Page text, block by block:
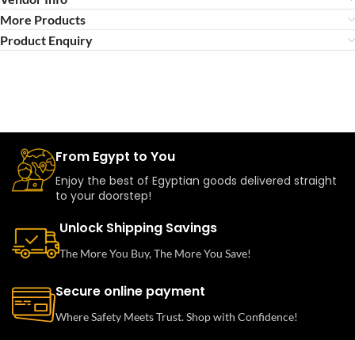
More Products
Product Enquiry
From Egypt to You
Enjoy the best of Egyptian goods delivered straight
to your doorstep!
Unlock Shipping Savings
The More You Buy, The More You Save!
Secure online payment
Where Safety Meets Trust. Shop with Confidence!